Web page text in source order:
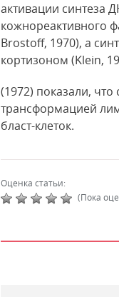
активации синтеза
кожнореактивного
Brostoff, 1970), а
кортизоном (Klein,
(1972) показали, что
трансформацией
бласт-клеток.
Оценка статьи:
(Пока